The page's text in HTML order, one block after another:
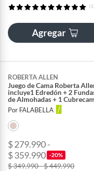
Agregar
ROBERTA ALLEN
Juego de Cama Roberta
incluye1 Edredón + 2
de Almohadas + 1
+ 1 Juego de Sábanas + 2
Cojines
Por FALABELLA
$ 279.990 -
$ 359.990 -20%
$ 349.990 - $ 449.990